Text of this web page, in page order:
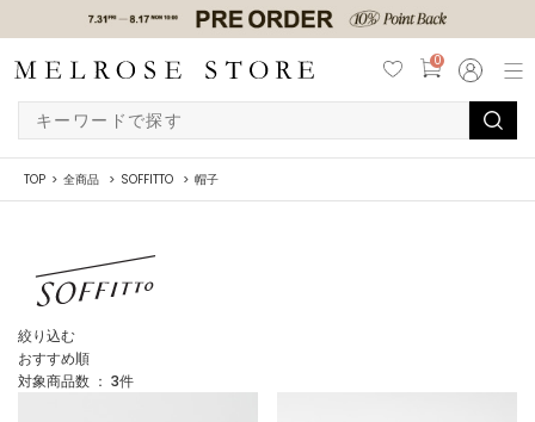
0
TOP 全商品 SOFFITTO 帽子
絞り込む
おすすめ順
対象商品数 ： 3件